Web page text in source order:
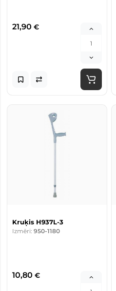
21,90 €
Kruķis H937L-3
Izmēri: 950-1180
10,80 €